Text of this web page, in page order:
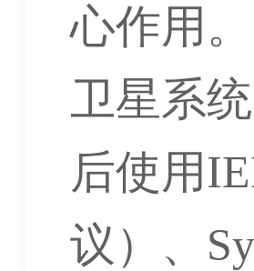
心作用
卫星系
后使用
议）、